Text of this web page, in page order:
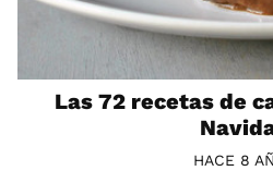
Las 72 recetas de
HACE 8